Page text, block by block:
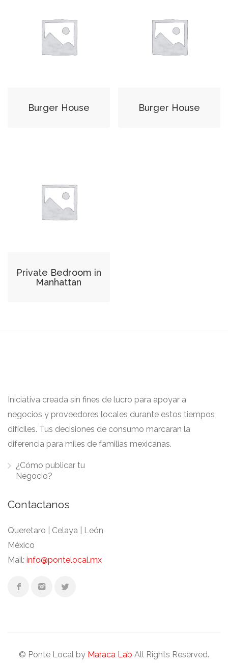
Burger House Burger House
Private Bedroom in
Manhattan
Iniciativa creada sin fines de lucro para apoyar a
negocios y proveedores locales durante estos tiempos
difíciles. Tus decisiones de consumo marcaran la
diferencia para miles de familias mexicanas.
¿Cómo publicar tu
Negocio?
Contactanos
Queretaro | Celaya | León
México
Mail: info@pontelocal.mx
© Ponte Local by Maraca Lab All Rights Reserved.